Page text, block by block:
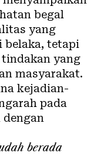
begal
yang
tetapi
yang
masyarakat.
kejadian-
pada
berada